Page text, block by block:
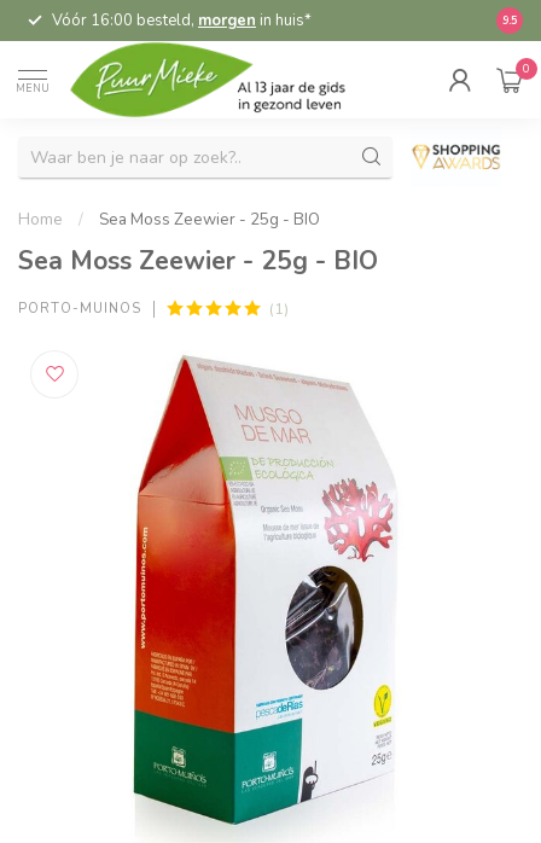
Vóór 16:00 besteld, morgen in huis* 9.5
MENU
0
Home / Sea Moss Zeewier - 25g - BIO
Sea Moss Zeewier - 25g - BIO
PORTO-MUINOS (1)